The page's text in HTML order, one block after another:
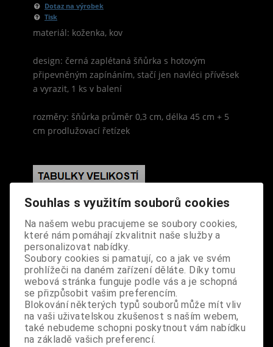
Dotaz na výrobek
Tisk
materiál: koženka, kov
design: černá zaplétaná šňůrka s hotovým
připevněným zapínáním, stačí jen navléci přívěsek
a vyrazit, 1 ks v balení
rozměry: šňůrka průměr 0,3 cm, délka 45 cm + 5
cm prodlužovací řetízek
S výrobkem se také prodává
Souhlas s využitím souborů cookies
Na našem webu pracujeme se soubory cookies,
které nám pomáhají zkvalitnit naše služby a
personalizovat nabídky.
Soubory cookies si pamatují, co a jak ve svém
prohlížeči na daném zařízení děláte. Díky tomu
webová stránka funguje podle vás a je schopná
se přizpůsobit vašim preferencím.
Blokování některých typů souborů může mít vliv
na vaši uživatelskou zkušenost s naším webem,
také nebudeme schopni poskytnout vám nabídku
na základě vašich preferencí.